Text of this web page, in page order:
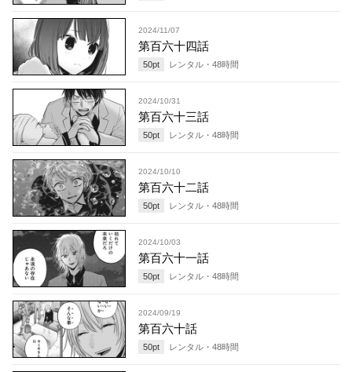
2024/11/07
第百六十四話
50pt レンタル・ 48時間
2024/10/31
第百六十三話
50pt レンタル・ 48時間
2024/10/10
第百六十二話
50pt レンタル・ 48時間
2024/10/03
第百六十一話
50pt レンタル・ 48時間
2024/09/19
第百六十話
50pt レンタル・ 48時間